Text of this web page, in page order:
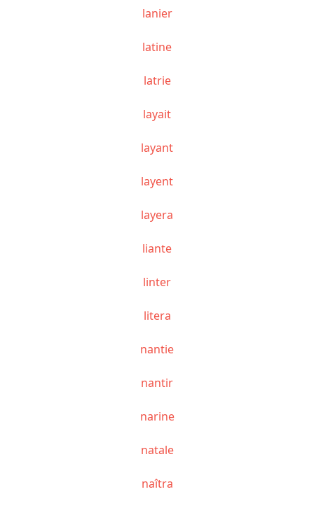
lanier
latine
latrie
layait
layant
layent
layera
liante
linter
litera
nantie
nantir
narine
natale
naîtra